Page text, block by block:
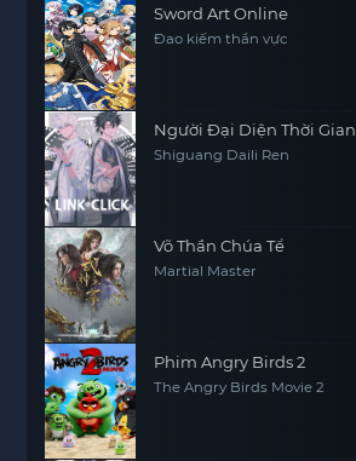
Sword Art Online
Đao kiếm thần vực
Người Đại Diện Thời Gian
Shiguang Daili Ren
Võ Thần Chúa Tể
Martial Master
Phim Angry Birds 2
The Angry Birds Movie 2